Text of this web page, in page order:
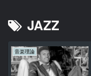
JAZZ
音楽理論